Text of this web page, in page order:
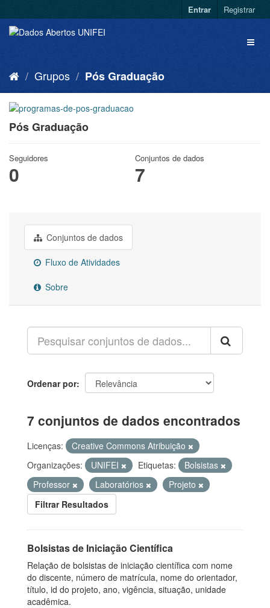
Entrar Registrar
Grupos Pós Graduação
Pós Graduação
Seguidores
0
Conjuntos de dados
7
Conjuntos de dados
Fluxo de Atividades
Sobre
Ordenar por
7 conjuntos de dados encontrados
Licenças:
Creative Commons Atribuição
Organizações:
UNIFEI Etiquetas:
Bolsistas
Professor
Laboratórios
Projeto
Filtrar Resultados
Bolsistas de Iniciação Científica
Relação de bolsistas de iniciação científica com nome
do discente, número de matrícula, nome do orientador,
título, id do projeto, ano, vigência, situação, unidade
acadêmica.